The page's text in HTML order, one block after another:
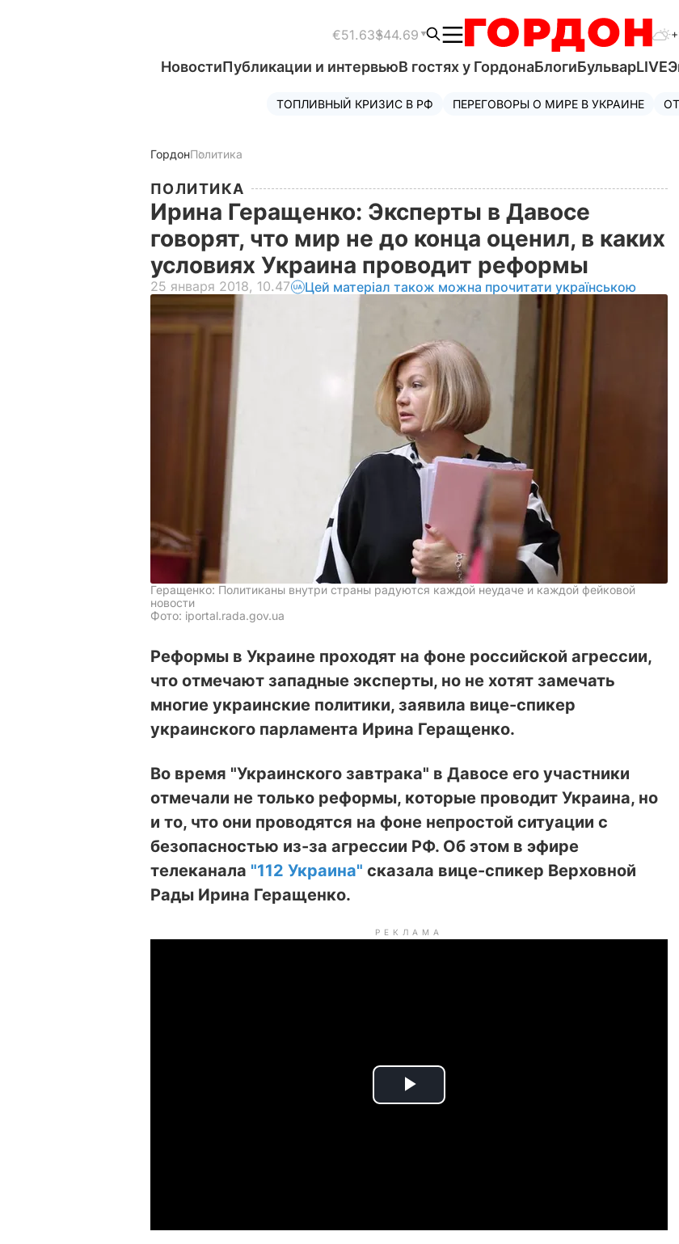
€51.63$44.69
НовостиПубликации и интервьюВ гостях у ГордонаБлогиБульварLIVE
ТОПЛИВНЫЙ КРИЗИС В РФ ПЕРЕГОВОРЫ О МИРЕ В УКРАИНЕ
ГордонПолитика
ПОЛИТИКА
Ирина Геращенко: Эксперты в Давосе
говорят, что мир не до конца оценил, в каких
условиях Украина проводит реформы
25 января 2018, 10.47 Цей матеріал також можна прочитати українською
Геращенко: Политиканы внутри страны радуются каждой неудаче и каждой фейковой
новости
Фото: iportal.rada.gov.ua
Реформы в Украине проходят на фоне российской агрессии,
что отмечают западные эксперты, но не хотят замечать
многие украинские политики, заявила вице-спикер
украинского парламента Ирина Геращенко.
Во время "Украинского завтрака" в Давосе его участники
отмечали не только реформы, которые проводит Украина, но
и то, что они проводятся на фоне непростой ситуации с
безопасностью из-за агрессии РФ. Об этом в эфире
телеканала "112 Украина" сказала вице-спикер Верховной
Рады Ирина Геращенко.
РЕКЛАМА
P